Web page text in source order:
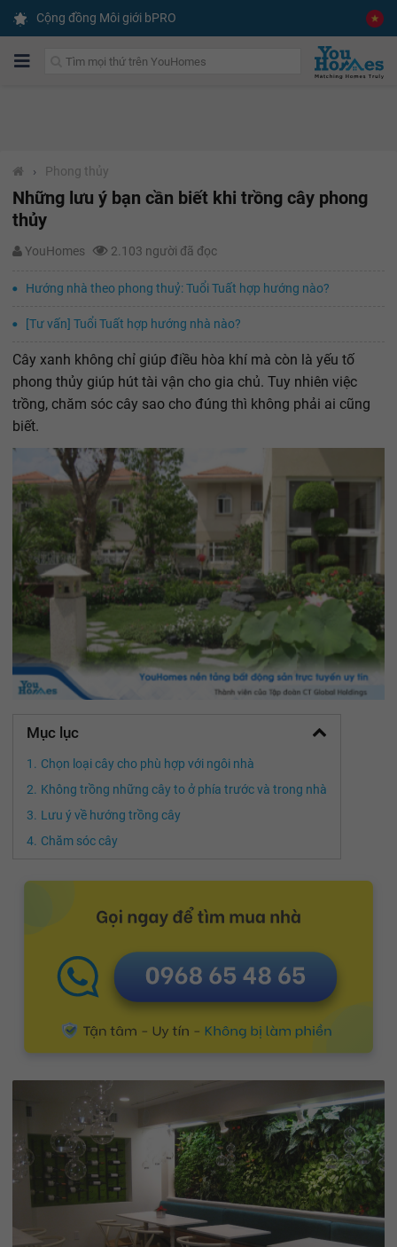
Cộng đồng Môi giới bPRO
› Phong thủy
Những lưu ý bạn cần biết khi trồng cây phong
thủy
YouHomes 2.103 người đã đọc
Hướng nhà theo phong thuỷ: Tuổi Tuất hợp hướng nào?
[Tư vấn] Tuổi Tuất hợp hướng nhà nào?
Cây xanh không chỉ giúp điều hòa khí mà còn là yếu tố
phong thủy giúp hút tài vận cho gia chủ. Tuy nhiên việc
trồng, chăm sóc cây sao cho đúng thì không phải ai cũng
biết.
Mục lục
Chọn loại cây cho phù hợp với ngôi nhà
Không trồng những cây to ở phía trước và trong nhà
Lưu ý về hướng trồng cây
Chăm sóc cây